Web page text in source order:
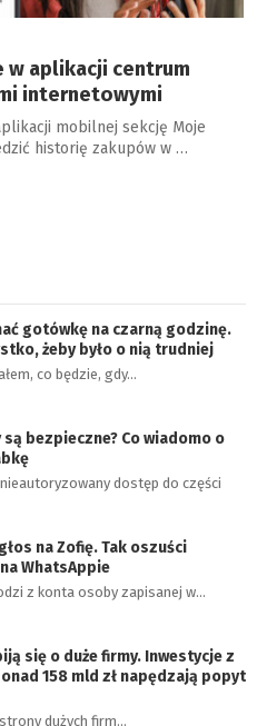
w aplikacji centrum
internetowymi
mobilnej sekcję Moje
historię zakupów w …
gotówkę na czarną godzinę.
żeby było o nią trudniej
co będzie, gdy…
są bezpieczne? Co wiadomo o
dostęp do części
na Zofię. Tak oszuści
WhatsAppie
z konta osoby zapisanej w…
się o duże firmy. Inwestycje z
158 mld zł napędzają popyt
dużych firm…